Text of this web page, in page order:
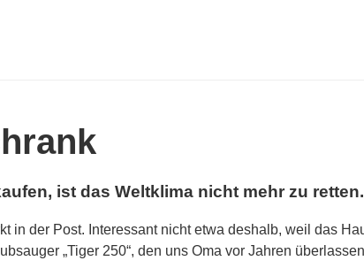
ist das Weltklima nicht mehr zu retten.
in der Post. Interessant nicht etwa deshalb, weil das
„Tiger 250“, den uns Oma vor Jahren